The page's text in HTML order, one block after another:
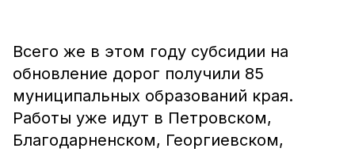
Всего же в этом году субсидии на
обновление дорог получили 85
муниципальных образований края.
Работы уже идут в Петровском,
Благодарненском, Георгиевском,